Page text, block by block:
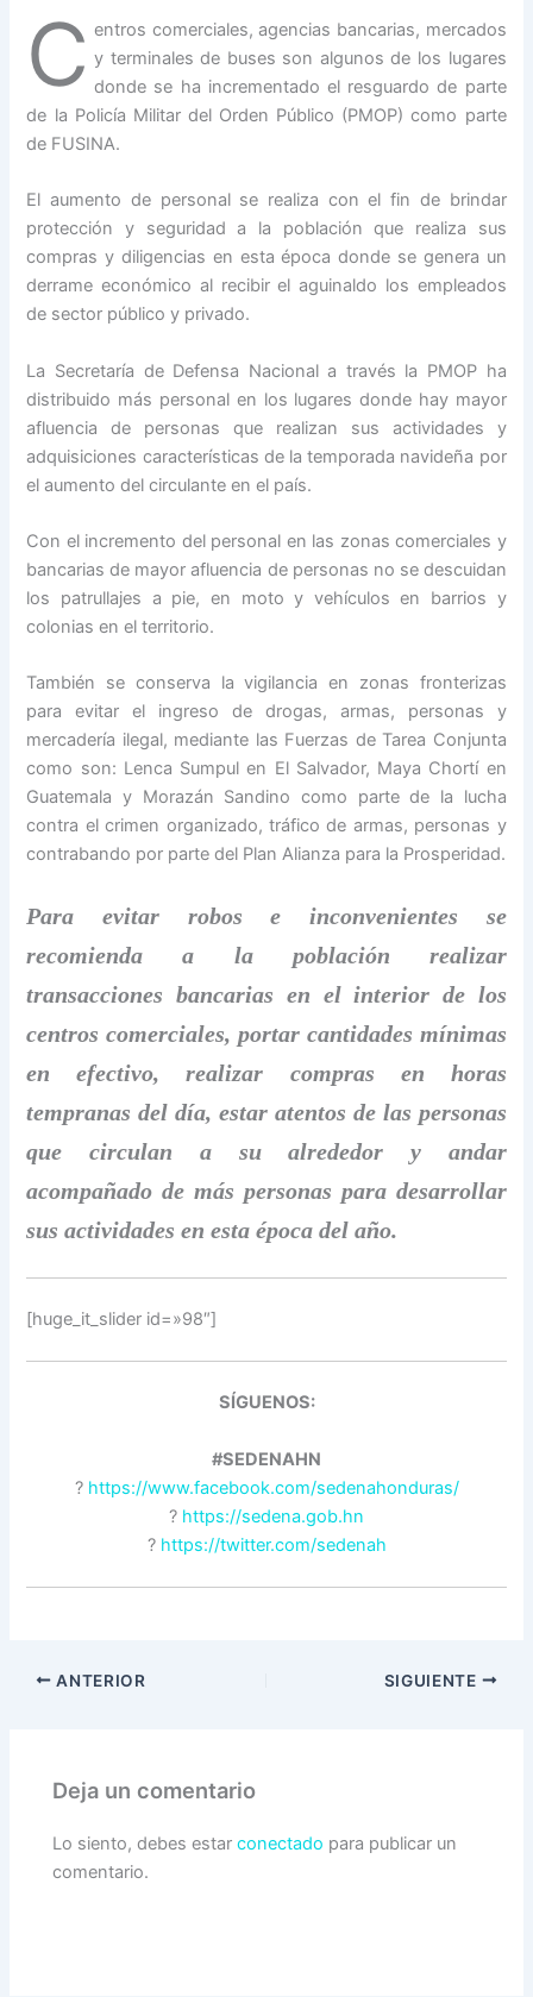
C entros comerciales, agencias bancarias, mercados
y terminales de buses son algunos de los lugares
donde se ha incrementado el resguardo de parte
de la Policía Militar del Orden Público (PMOP) como parte
de FUSINA.
El aumento de personal se realiza con el fin de brindar
protección y seguridad a la población que realiza sus
compras y diligencias en esta época donde se genera un
derrame económico al recibir el aguinaldo los empleados
de sector público y privado.
La Secretaría de Defensa Nacional a través la PMOP ha
distribuido más personal en los lugares donde hay mayor
afluencia de personas que realizan sus actividades y
adquisiciones características de la temporada navideña por
el aumento del circulante en el país.
Con el incremento del personal en las zonas comerciales y
bancarias de mayor afluencia de personas no se descuidan
los patrullajes a pie, en moto y vehículos en barrios y
colonias en el territorio.
También se conserva la vigilancia en zonas fronterizas
para evitar el ingreso de drogas, armas, personas y
mercadería ilegal, mediante las Fuerzas de Tarea Conjunta
como son: Lenca Sumpul en El Salvador, Maya Chortí en
Guatemala y Morazán Sandino como parte de la lucha
contra el crimen organizado, tráfico de armas, personas y
contrabando por parte del Plan Alianza para la Prosperidad.
Para evitar robos e inconvenientes se
recomienda a la población realizar
transacciones bancarias en el interior de los
centros comerciales, portar cantidades mínimas
en efectivo, realizar compras en horas
tempranas del día, estar atentos de las personas
que circulan a su alrededor y andar
acompañado de más personas para desarrollar
sus actividades en esta época del año.
[huge_it_slider id=»98″]
SÍGUENOS:
#SEDENAHN
? https://www.facebook.com/sedenahonduras/
? https://sedena.gob.hn
? https://twitter.com/sedenah
ANTERIOR SIGUIENTE
Deja un comentario
Lo siento, debes estarconectado para publicar un
comentario.